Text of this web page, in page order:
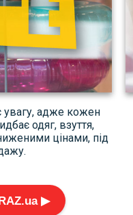
увагу, адже кожен
одяг, взуття,
цінами, під
▶